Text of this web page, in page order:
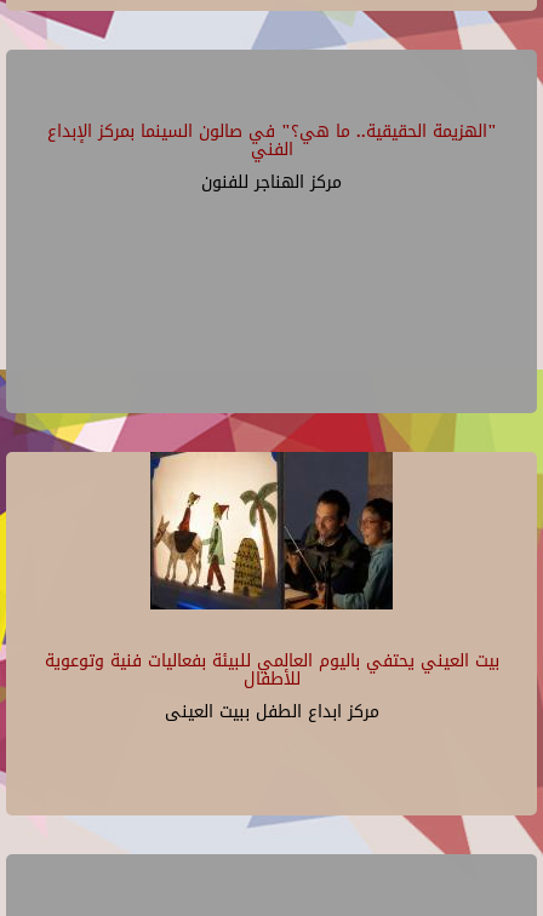
"الهزيمة الحقيقية.. ما هي؟" في صالون السينما بمركز الإبداع
الفني
مركز الهناجر للفنون
بيت العيني يحتفي باليوم العالمي للبيئة بفعاليات فنية وتوعوية
للأطفال
مركز ابداع الطفل ببيت العينى